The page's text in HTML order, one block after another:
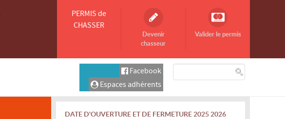
PERMIS de
CHASSER
Devenir
chasseur
Valider le permis
Facebook
Espaces adhérents
DATE D'OUVERTURE ET DE FERMETURE 2025 2026